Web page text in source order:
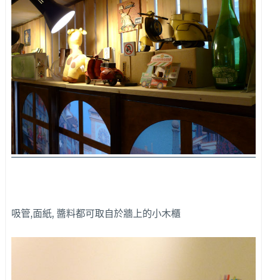
吸管,面紙, 醬料都可取自於牆上的小木櫃